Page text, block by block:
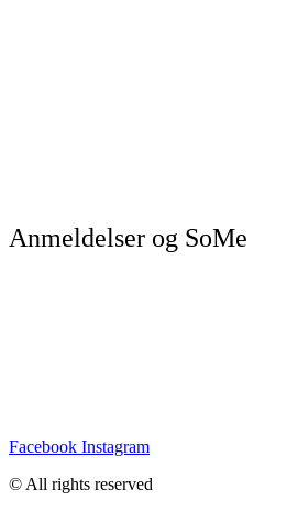
Anmeldelser og SoMe
Facebook Instagram
© All rights reserved